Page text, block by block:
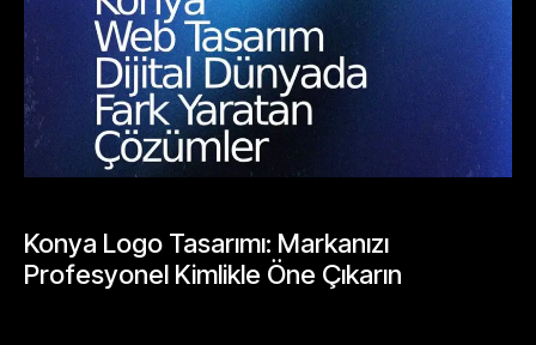
Konya Logo Tasarımı: Markanızı
Profesyonel Kimlikle Öne Çıkarın